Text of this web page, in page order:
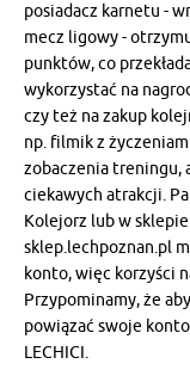
posiadacz karnetu -
mecz ligowy -
punktów, co
wykorzystać na
czy też na zakup
np. filmik z
zobaczenia treningu,
ciekawych atrakcji.
Kolejorz lub w
sklep.lechpoznan.pl
konto, więc korzyści
Przypominamy, że
powiązać swoje
LECHICI.